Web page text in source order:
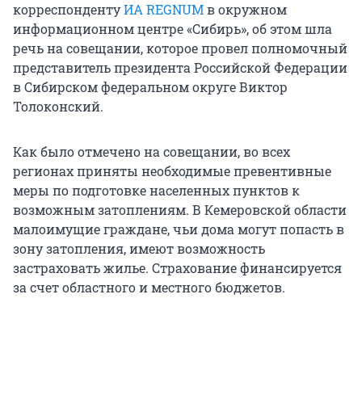
корреспондентуИА REGNUMв окружном
информационном центре «Сибирь», об этом шла
речь на совещании, которое провел полномочный
представитель президента Российской Федерации
в Сибирском федеральном округе Виктор
Толоконский.
Как было отмечено на совещании, во всех
регионах приняты необходимые превентивные
меры по подготовке населенных пунктов к
возможным затоплениям. В Кемеровской области
малоимущие граждане, чьи дома могут попасть в
зону затопления, имеют возможность
застраховать жилье. Страхование финансируется
за счет областного и местного бюджетов.